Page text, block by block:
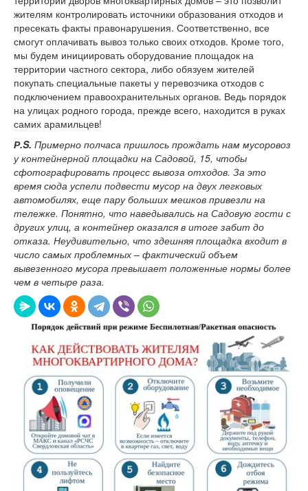
жителям контролировать источники образования отходов и
пресекать факты правонарушения. Соответственно, все
смогут оплачивать вывоз только своих отходов. Кроме того,
мы будем инициировать оборудование площадок на
территории частного сектора, либо обязуем жителей
покупать специальные пакеты у перевозчика отходов с
подключением правоохранительных органов. Ведь порядок
на улицах родного города, прежде всего, находится в руках
самих арамильцев!
Р.S. Примерно полчаса пришлось прождать нам мусоровоз
у контейнерной площадки на Садовой, 15, чтобы
сфотографировать процесс вывоза отходов. За это
время сюда успели подвести мусор на двух легковых
автомобилях, еще пару больших мешков привезли на
тележке. Понятно, что наведывались на Садовую гости с
других улиц, а контейнер оказался в итоге забит до
отказа. Неудивительно, что здешняя площадка входит в
число самых проблемных – фактический объем
вывезенного мусора превышает положенные нормы более
чем в четыре раза.